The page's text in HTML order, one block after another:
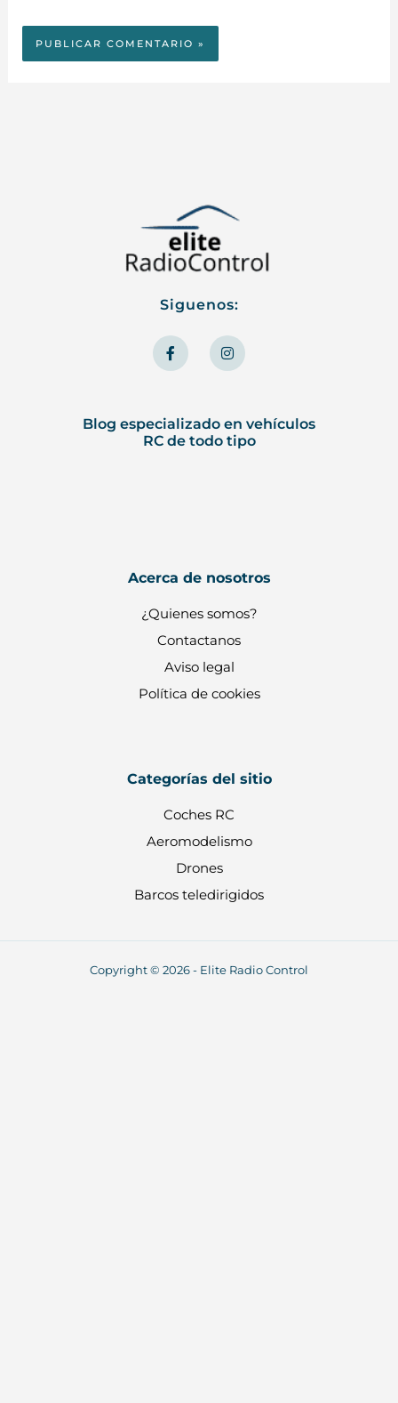
Siguenos:
F
a
c
e
o
k
-
I
n
s
t
r
a
m
Blog especializado en vehículos
RC de todo tipo
Acerca de nosotros
¿Quienes somos?
Contactanos
Aviso legal
Política de cookies
Categorías del sitio
Coches RC
Aeromodelismo
Drones
Barcos teledirigidos
Copyright © 2026 - Elite Radio Control